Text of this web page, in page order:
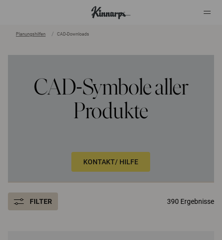
Planungshilfen CAD-Downloads
CAD-Symbole aller
Produkte
KONTAKT/ HILFE
FILTER 390 Ergebnisse